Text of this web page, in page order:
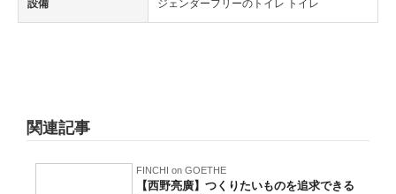
設備 ジェンダーフリーのトイレ トイレ
関連記事
FINCHI on GOETHE
【西野亮廣】つくりたいものを追求できる